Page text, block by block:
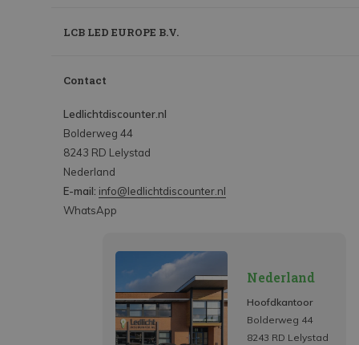
LCB LED EUROPE B.V.
Contact
Ledlichtdiscounter.nl
Bolderweg 44
8243 RD Lelystad
Nederland
E-mail: info@ledlichtdiscounter.nl
WhatsApp
Nederland
Hoofdkantoor
Bolderweg 44
8243 RD Lelystad